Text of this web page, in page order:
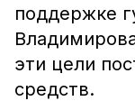
поддержке
эти цели
средств.